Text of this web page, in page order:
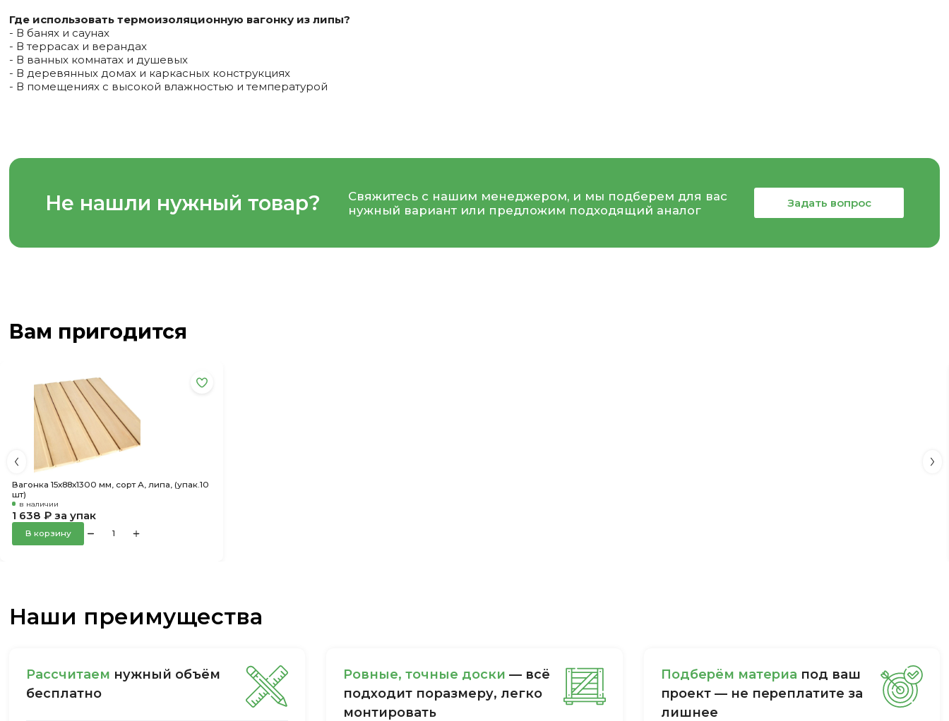
Где использовать термоизоляционную вагонку из липы?
- В банях и саунах
- В террасах и верандах
- В ванных комнатах и душевых
- В деревянных домах и каркасных конструкциях
- В помещениях с высокой влажностью и температурой
Не нашли нужный товар?
Свяжитесь с нашим менеджером, и мы подберем для вас
нужный вариант или предложим подходящий аналог
Задать вопрос
Вам пригодится
Вагонка 15х88х1300 мм, сорт А, липа, (упак.10
шт)
в наличии
1 638 ₽ за упак
В корзину
Наши преимущества
Рассчитаем нужный объём
бесплатно
Ровные, точные доски — всё
подходит поразмеру, легкo
монтировать
Пoдбepём мaтepиa пoд вaш
пpoeкт — нe пepeплaтитe зa
лишнee